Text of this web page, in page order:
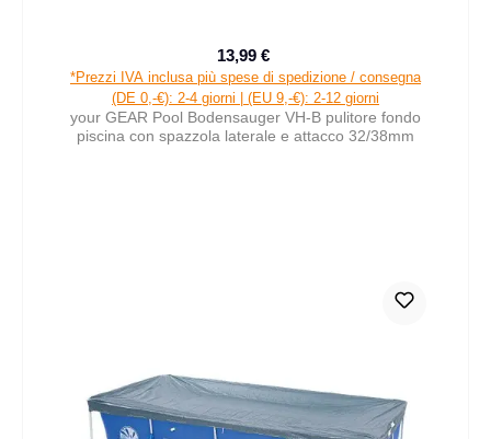
Prezzo di vendita:
13,99 €
*Prezzi IVA inclusa più spese di spedizione / consegna
(DE 0,-€): 2-4 giorni | (EU 9,-€): 2-12 giorni
your GEAR Pool Bodensauger VH-B pulitore fondo
piscina con spazzola laterale e attacco 32/38mm